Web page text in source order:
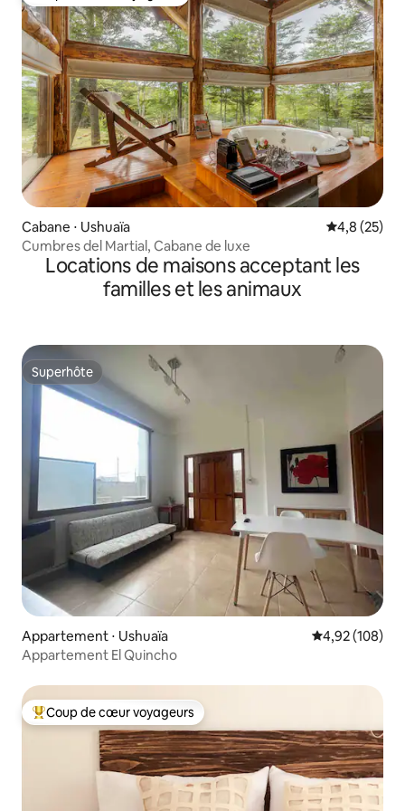
Cabane ⋅ Ushuaïa Évaluation
4,8 (25)
Cumbres del Martial, Cabane de luxe
Locations de maisons acceptant les
familles et les animaux
Superhôte
Superhôte
Appartement ⋅ Ushuaïa Évaluation
4,92 (108)
Appartement El Quincho
Coups de cœur voyageurs les plus appréciés
Coup de cœur voyageurs